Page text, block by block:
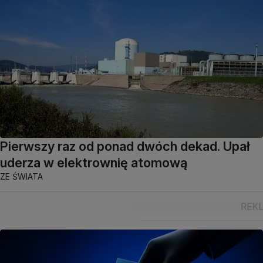
Pierwszy raz od ponad dwóch dekad. Upał
uderza w elektrownię atomową
ZE ŚWIATA